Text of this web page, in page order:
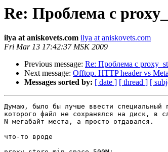
Re: Проблема с
ilya at aniskovets.com ilya at aniskovets.com
Fri Mar 13 17:42:37 MSK 2009
Previous message: Re: Проблема с
Next message: Offtop. HTTP header vs
Messages sorted by: [ date ] [ thread ] [
Думаю, было бы лучше ввести специальный
которого файл не сохранялся на диск, в
N мегабайт места, а просто отдавался.
что-то вроде